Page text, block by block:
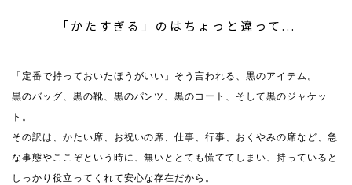
「かたすぎる」のはちょっと違って...
「定番で持っておいたほうがいい」そう言われる、黒のアイテム。
黒のバッグ、黒の靴、黒のパンツ、黒のコート、そして黒のジャケッ
ト。
その訳は、かたい席、お祝いの席、仕事、行事、おくやみの席など、急
な事態やここぞという時に、無いととても慌ててしまい、持っていると
しっかり役立ってくれて安心な存在だから。